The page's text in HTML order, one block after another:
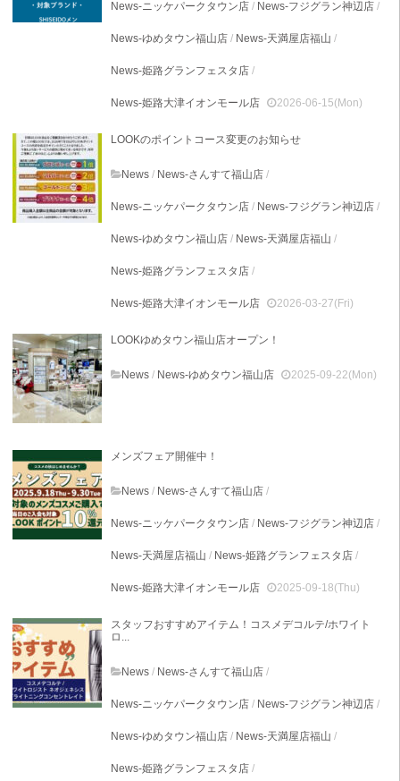
News-ニッケパークタウン店 / News-フジグラン神辺店 /
News-ゆめタウン福山店 / News-天満屋店福山 /
News-姫路グランフェスタ店 /
News-姫路大津イオンモール店 2026-06-15(Mon)
LOOKのポイントコース変更のお知らせ
News / News-さんすて福山店 /
News-ニッケパークタウン店 / News-フジグラン神辺店 /
News-ゆめタウン福山店 / News-天満屋店福山 /
News-姫路グランフェスタ店 /
News-姫路大津イオンモール店 2026-03-27(Fri)
LOOKゆめタウン福山店オープン！
News / News-ゆめタウン福山店 2025-09-22(Mon)
メンズフェア開催中！
News / News-さんすて福山店 /
News-ニッケパークタウン店 / News-フジグラン神辺店 /
News-天満屋店福山 / News-姫路グランフェスタ店 /
News-姫路大津イオンモール店 2025-09-18(Thu)
スタッフおすすめアイテム！コスメデコルテ/ホワイト
ロ...
News / News-さんすて福山店 /
News-ニッケパークタウン店 / News-フジグラン神辺店 /
News-ゆめタウン福山店 / News-天満屋店福山 /
News-姫路グランフェスタ店 /